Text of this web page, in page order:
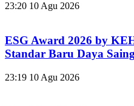
23:20 10 Agu 2026
ESG Award 2026 by
Standar Baru Daya
23:19 10 Agu 2026